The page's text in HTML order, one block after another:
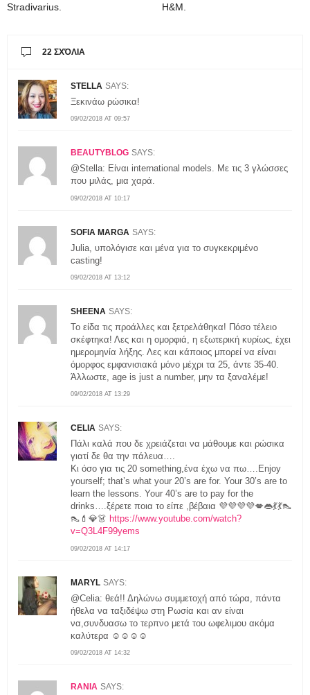
Stradivarius.
H&M.
22 ΣΧΌΛΙΑ
STELLA SAYS:
09/02/2018 AT 09:57
Ξεκινάω ρώσικα!
BEAUTYBLOG SAYS:
09/02/2018 AT 10:17
@Stella: Είναι international models. Με τις 3 γλώσσες
που μιλάς, μια χαρά.
SOFIA MARGA SAYS:
09/02/2018 AT 13:12
Julia, υπολόγισε και μένα για το συγκεκριμένο
casting!
SHEENA SAYS:
09/02/2018 AT 13:29
To είδα τις προάλλες και ξετρελάθηκα! Πόσο τέλειο
σκέφτηκα! Λες και η ομορφιά, η εξωτερική κυρίως, έχει
ημερομηνία λήξης. Λες και κάποιος μπορεί να είναι
όμορφος εμφανισιακά μόνο μέχρι τα 25, άντε 35-40.
Άλλωστε, age is just a number, μην τα ξαναλέμε!
CELIA SAYS:
09/02/2018 AT 14:17
Πάλι καλά που δε χρειάζεται να μάθουμε και ρώσικα
γιατί δε θα την πάλευα….
Kι όσο για τις 20 something,ένα έχω να πω….Enjoy
yourself; that’s what your 20’s are for. Your 30’s are to
learn the lessons. Your 40’s are to pay for the
drinks….ξέρετε ποια το είπε ,βέβαια 💜💜💜💜💋👄💃💃👠
👠💄💎👗 https://www.youtube.com/watch?
v=Q3L4F99yems
MARYL SAYS:
09/02/2018 AT 14:32
@Celia: θεά!! Δηλώνω συμμετοχή από τώρα, πάντα
ήθελα να ταξιδέψω στη Ρωσία και αν είναι
να,συνδυασω το τερπνο μετά του ωφελιμου ακόμα
καλύτερα ☺☺☺☺
RANIA SAYS: